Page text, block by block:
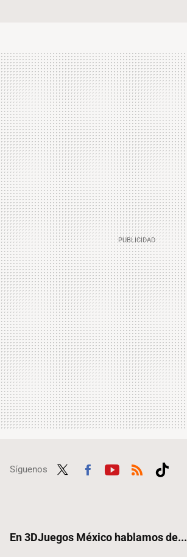
Síguenos
En 3DJuegos México hablamos de...